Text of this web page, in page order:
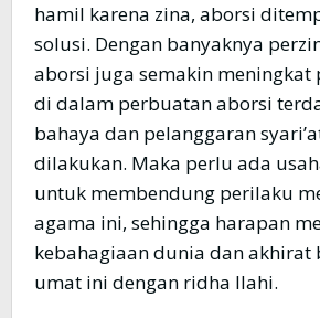
hamil karena zina, aborsi
solusi. Dengan banyaknya
aborsi juga semakin meningkat
di dalam perbuatan aborsi
bahaya dan pelanggaran
dilakukan. Maka perlu ada
untuk membendung perilaku
agama ini, sehingga harapan
kebahagiaan dunia dan akhirat
umat ini dengan ridha Ilahi.